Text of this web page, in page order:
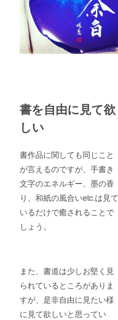
書を自由に見て欲
しい
書作品に関しても同じこと
が言えるのですが、手書き
文字のエネルギー、墨の香
り、和紙の風合いetc.は見て
いるだけで癒されることで
しょう。
また、書道は少しお堅く見
られているところがありま
すが、是非自由に見たい様
に見て欲しいと思ってい